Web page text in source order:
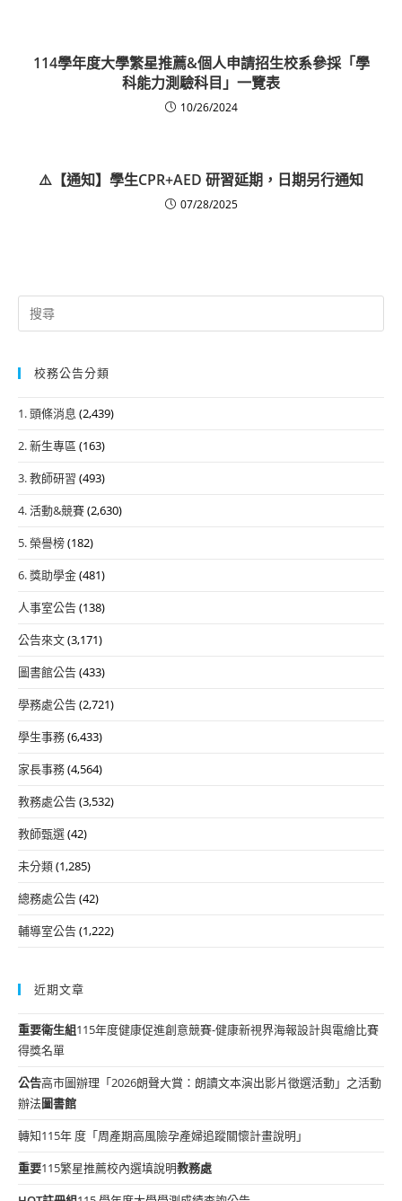
114學年度大學繁星推薦&個人申請招生校系參採「學
科能力測驗科目」一覽表
10/26/2024
⚠️【通知】學生CPR+AED 研習延期，日期另行通知
07/28/2025
Search
for:
校務公告分類
1. 頭條消息 (2,439)
2. 新生專區 (163)
3. 教師研習 (493)
4. 活動&競賽(2,630)
5. 榮譽榜(182)
6. 獎助學金(481)
人事室公告(138)
公告來文(3,171)
圖書館公告(433)
學務處公告(2,721)
學生事務(6,433)
家長事務(4,564)
教務處公告(3,532)
教師甄選(42)
未分類(1,285)
總務處公告(42)
輔導室公告(1,222)
近期文章
重要衛生組115年度健康促進創意競賽-健康新視界海報設計與電繪比賽
得獎名單
公告高市圖辦理「2026朗聲大賞：朗讀文本演出影片徵選活動」之活動
辦法圖書館
轉知115年 度「周產期高風險孕產婦追蹤關懷計畫說明」
重要115繁星推薦校內選填說明教務處